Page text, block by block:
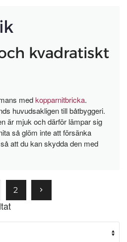
kvadratiskt
medkopparnitbricka.
huvudsakligen till båtbyggeri.
är mjuk och därför lämpar sig
så glöm inte att försänka
att du kan skydda den med
2